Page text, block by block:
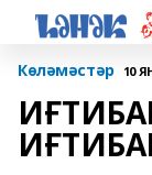
Көләмәстәр 10